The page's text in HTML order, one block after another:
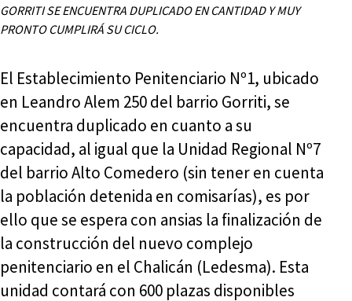
GORRITI SE ENCUENTRA DUPLICADO EN CANTIDAD Y MUY
PRONTO CUMPLIRÁ SU CICLO.
El Establecimiento Penitenciario Nº1, ubicado
en Leandro Alem 250 del barrio Gorriti, se
encuentra duplicado en cuanto a su
capacidad, al igual que la Unidad Regional Nº7
del barrio Alto Comedero (sin tener en cuenta
la población detenida en comisarías), es por
ello que se espera con ansias la finalización de
la construcción del nuevo complejo
penitenciario en el Chalicán (Ledesma). Esta
unidad contará con 600 plazas disponibles